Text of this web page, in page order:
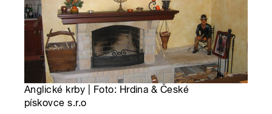
Anglické krby | Foto: Hrdina & České
pískovce s.r.o